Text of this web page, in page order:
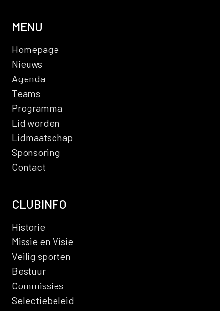
MENU
Homepage
Nieuws
Agenda
Teams
Programma
Lid worden
Lidmaatschap
Sponsoring
Contact
CLUBINFO
Historie
Missie en Visie
Veilig sporten
Bestuur
Commissies
Selectiebeleid